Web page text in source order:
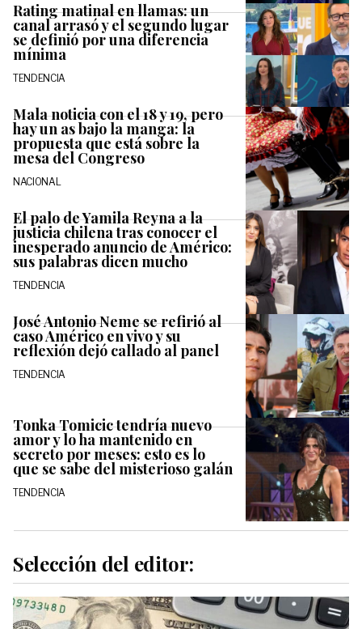
Rating matinal en llamas: un
canal arrasó y el segundo lugar
se definió por una diferencia
mínima
TENDENCIA
Mala noticia con el 18 y 19, pero
hay un as bajo la manga: la
propuesta que está sobre la
mesa del Congreso
NACIONAL
El palo de Yamila Reyna a la
justicia chilena tras conocer el
inesperado anuncio de Américo:
sus palabras dicen mucho
TENDENCIA
José Antonio Neme se refirió al
caso Américo en vivo y su
reflexión dejó callado al panel
TENDENCIA
Tonka Tomicic tendría nuevo
amor y lo ha mantenido en
secreto por meses: esto es lo
que se sabe del misterioso galán
TENDENCIA
Selección del editor: